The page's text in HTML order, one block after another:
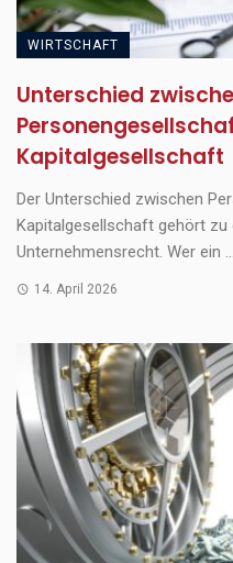
WIRTSCHAFT
Unterschied
Kapitalgesellschaft
Der Unterschied zwischen
Kapitalgesellschaft gehört
Unternehmensrecht. Wer ein ...
14. April 2026